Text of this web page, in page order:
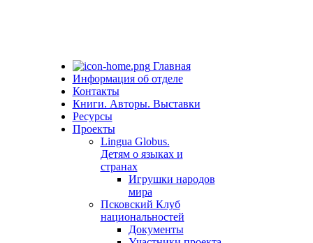
Главная
Информация об отделе
Контакты
Книги. Авторы. Выставки
Ресурсы
Проекты
Lingua Globus.
Детям о языках и
странах
Игрушки народов
мира
Псковский Клуб
национальностей
Документы